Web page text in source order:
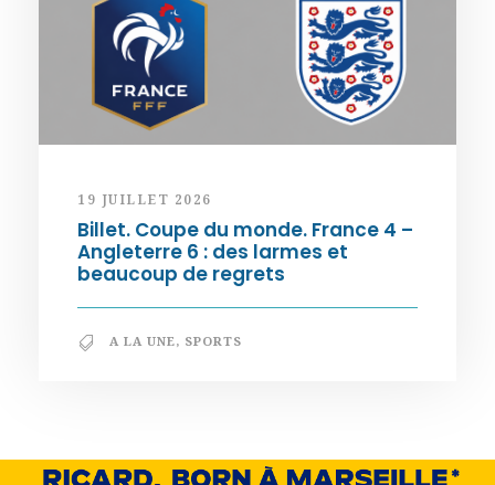
19 JUILLET 2026
Billet. Coupe du monde. France 4 –
Angleterre 6 : des larmes et
beaucoup de regrets
A LA UNE, SPORTS